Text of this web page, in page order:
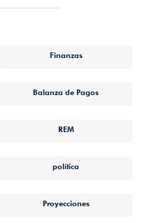
Finanzas
Balanza de Pagos
REM
política
Proyecciones